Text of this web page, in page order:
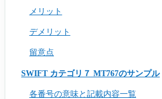
メリット
デメリット
留意点
SWIFT カテゴリ７ MT767のサンプル
各番号の意味と記載内容一覧